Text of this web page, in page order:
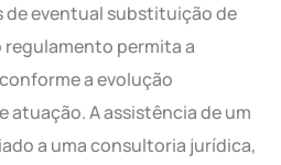
de eventual substituição de
regulamento permita a
a evolução
A assistência de um
a uma consultoria jurídica,